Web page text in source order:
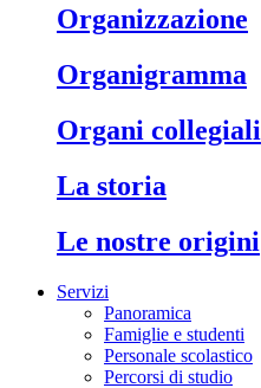
organizzazione
organigramma
organi collegiali
la storia
le nostre origini
Servizi
Panoramica
Famiglie e studenti
Personale scolastico
Percorsi di studio